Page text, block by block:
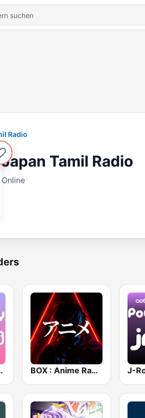
Radio
Japan Tamil Radio
Online
BOX : Anime Radio -アニメラジオ J-